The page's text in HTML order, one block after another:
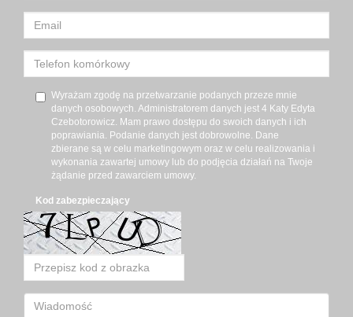
Wyrażam zgodę na przetwarzanie podanych przeze mnie
danych osobowych. Administratorem danych jest 4 Katy Edyta
Czebotorowicz. Mam prawo dostępu do swoich danych i ich
poprawiania. Podanie danych jest dobrowolne. Dane
zbierane są w celu marketingowym oraz w celu realizowania i
wykonania zawartej umowy lub do podjęcia działań na Twoje
żądanie przed zawarciem umowy.
Kod zabezpieczający